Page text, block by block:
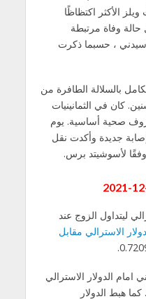
الأكثر اكتظاظًا
وفاة مرتبطة
سيدني ، حسبما ذكرت
بالسلالة الطافرة من
كان في الثمانينيات
صحية أساسية. يوم
أبلغت الولاية عن 6324 إصابة جديدة وأكدت نقل
ليتداول الزوج عند
الاسترالي مقابل
امام الدولار الاسترالي
ليتداول عند مستويات 82.69000. كما هبط الدولار